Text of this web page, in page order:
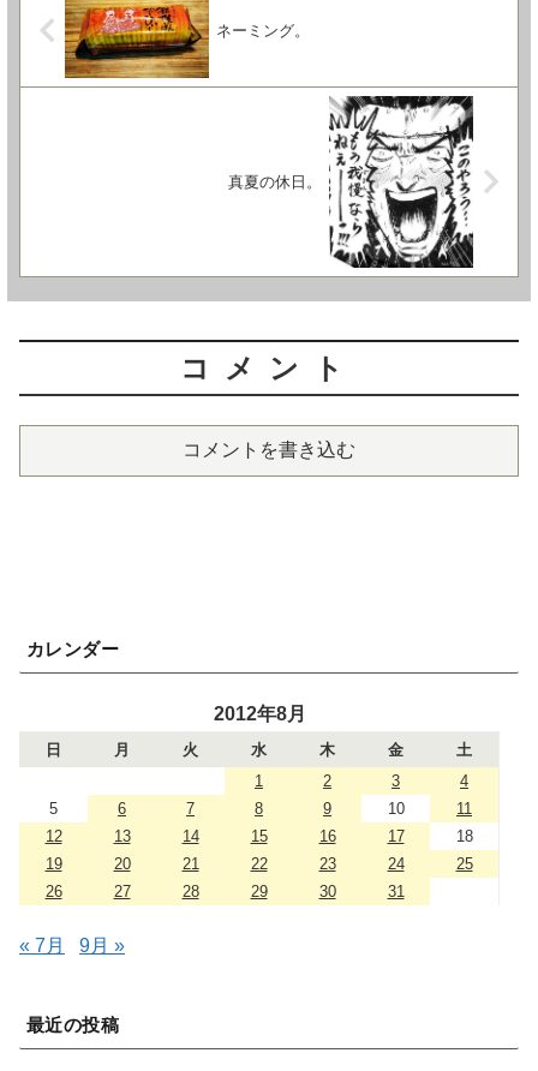
ネーミング。
真夏の休日。
コメント
コメントを書き込む
カレンダー
2012年8月
日 月 火 水 木 金
土
1
2 3
4
5
6 7 8 9 10
11
12
13 14 15 16 17
18
19
20 21 22 23 24
25
26
27 28 29 30 31
« 7月 9月 »
最近の投稿